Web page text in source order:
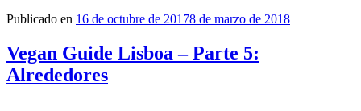
Publicado en 16 de octubre de 20178 de marzo de 2018
Vegan Guide Lisboa – Parte 5:
Alrededores